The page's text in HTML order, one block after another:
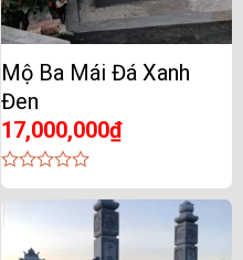
Mộ Ba Mái Đá Xanh
Đen
17,000,000₫
0